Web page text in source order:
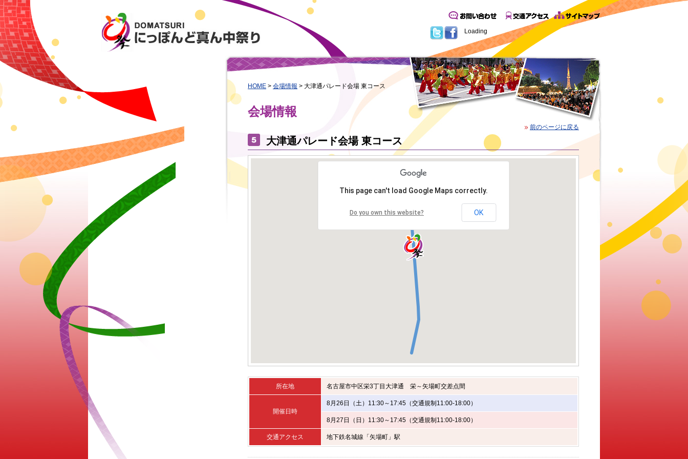
Loading
HOME > 会場情報 > 大津通パレード会場 東コース
会場情報
前のページに戻る
大津通パレード会場 東コース
This page can't load Google Maps correctly.
Do you own this website? OK
所在地 名古屋市中区栄3丁目大津通 栄～矢場町交差点間
開催日時
8月26日（土）11:30～17:45（交通規制11:00-18:00）
8月27日（日）11:30～17:45（交通規制11:00-18:00）
交通アクセス 地下鉄名城線「矢場町」駅